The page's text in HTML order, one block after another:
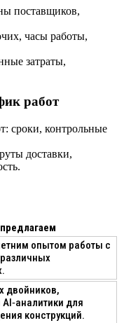
поставщиков,
часы работы,
затраты,
работ
сроки, контрольные
доставки,
опытом работы с
двойников,
для
конструкций.